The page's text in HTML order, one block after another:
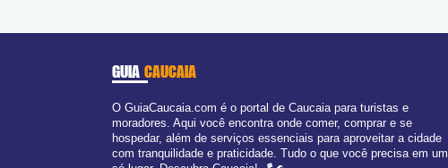
GUIACAUCAIA
O GuiaCaucaia.com é o portal de Caucaia para turistas e
moradores. Aqui você encontra onde comer, comprar e se
hospedar, além de serviços essenciais para aproveitar a cidade
com tranquilidade e praticidade. Tudo o que você precisa em um